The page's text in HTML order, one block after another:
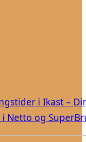
i Ikast –
Netto og